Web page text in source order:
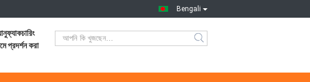
Bengali
প্রদর্শন করা